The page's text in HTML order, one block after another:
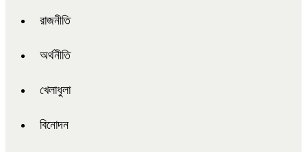
রাজনীতি
অর্থনীতি
খেলাধুলা
বিনোদন